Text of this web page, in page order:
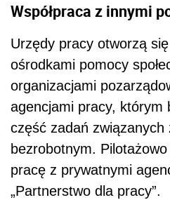
Współpraca z innymi
Urzędy pracy otworzą
ośrodkami pomocy
organizacjami
agencjami pracy, którym
część zadań
bezrobotnym.
pracę z prywatnymi
„Partnerstwo dla pracy”.